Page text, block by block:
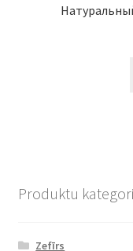
Produktu
Zefīrs